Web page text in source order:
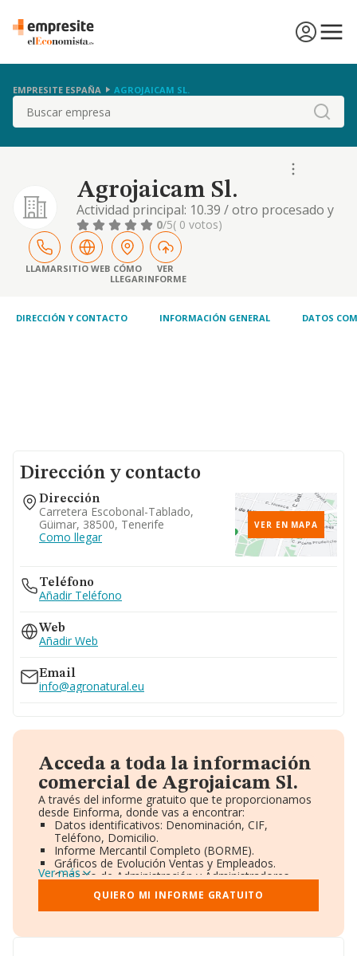
EMPRESITE ESPAÑA AGROJAICAM SL.
Buscar
Agrojaicam Sl.
Actividad principal: 10.39 / otro procesado y
conservación de frutas y hortalizas otras
actividades: 10.84 / elaboración de especias,
salsas y condimentos, 10.91 / fabricación de
productos para la alimentación de animales
de granja, 70.22 / otras actividades de
0/5( 0 votos)
LLAMARSITIO WEB CÓMO
LLEGAR
VER
INFORME
DIRECCIÓN Y CONTACTO INFORMACIÓN GENERAL DATOS
Dirección y contacto
Dirección
Carretera Escobonal-Tablado,
Güimar, 38500, Tenerife
Como llegar
VER EN MAPA
Teléfono
Añadir Teléfono
Web
Añadir Web
Email
info@agronatural.eu
Acceda a toda la información
comercial de Agrojaicam Sl.
A través del informe gratuito que te proporcionamos
desde Einforma, donde vas a encontrar:
Datos identificativos: Denominación, CIF,
Teléfono, Domicilio.
Informe Mercantil Completo (BORME).
Gráficos de Evolución Ventas y Empleados.
Consejo de Administración y Administradores.
Directivos y Ejecutivos.
Accionistas.
Participaciones y Vinculaciones en otras empresas.
Información oficial y registral complementaria.
Ver más
QUIERO MI INFORME GRATUITO